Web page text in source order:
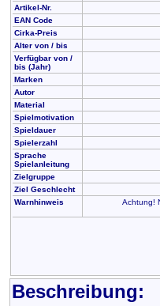
Artikel-Nr.
EAN Code
Cirka-Preis
Alter von / bis
Verfügbar von /
bis (Jahr)
Marken
Autor
Material
Spielmotivation
Spieldauer
Spielerzahl
Sprache
Spielanleitung
Zielgruppe
Ziel Geschlecht
Warnhinweis
Achtung!
Beschreibung: